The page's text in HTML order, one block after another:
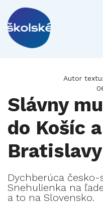
Autor textu:
Slávny
do Košíc
Bratislavy
Dychberúca
Snehulienka na
a to na Slovensko.